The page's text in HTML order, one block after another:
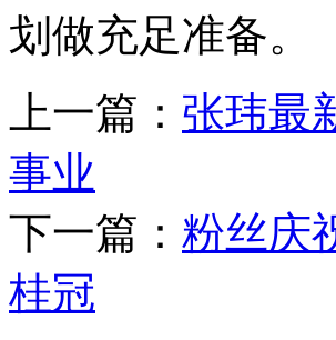
划做充足准备。
上一篇： 张玮最
事业
下一篇： 粉丝庆
桂冠